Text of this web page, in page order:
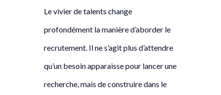
Le vivier de talents change
profondément la manière d’aborder le
recrutement. Il ne s’agit plus d’attendre
qu’un besoin apparaisse pour lancer une
recherche, mais de construire dans le